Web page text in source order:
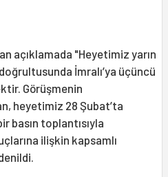
açıklamada "Heyetimiz yarın
İmralı’ya üçüncü
Görüşmenin
heyetimiz 28 Şubat’ta
basın toplantısıyla
ilişkin kapsamlı